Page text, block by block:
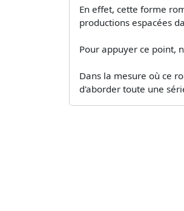
En effet, cette forme
productions espacées
Pour appuyer ce point,
Dans la mesure où ce
d'aborder toute une